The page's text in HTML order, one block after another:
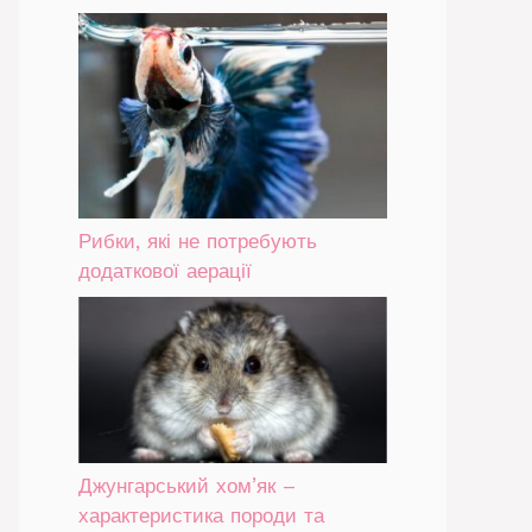
Рибки, які не потребують
додаткової аерації
Джунгарський хом’як –
характеристика породи та